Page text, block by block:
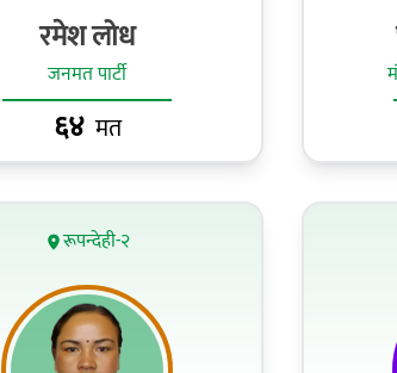
रमेश लोध
जनमत पार्टी
६४ मत
रूपन्देही-२